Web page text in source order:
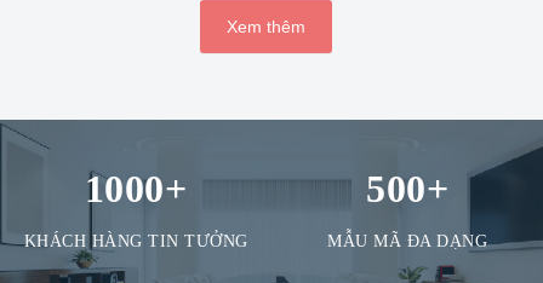
Xem thêm
1000+
KHÁCH HÀNG TIN TƯỞNG
500+
MẪU MÃ ĐA DẠNG